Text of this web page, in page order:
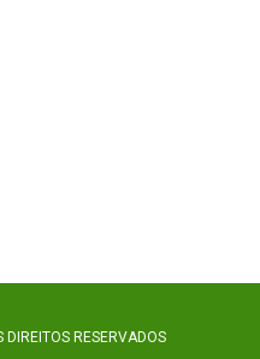
RESERVADOS